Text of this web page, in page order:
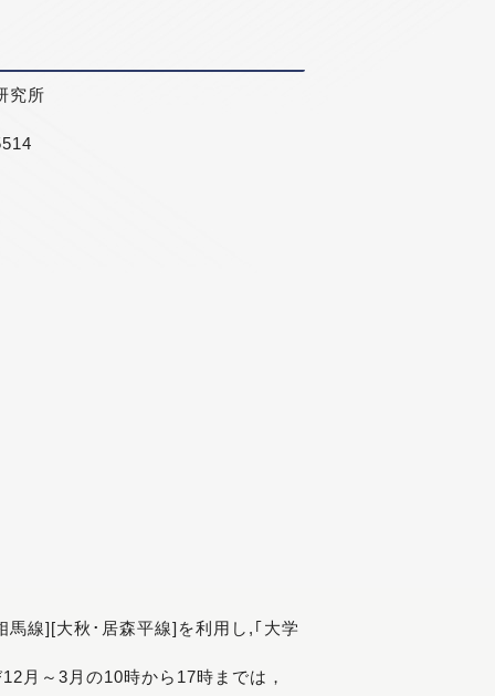
究所
線][大秋･居森平線]を利用し,｢大学
月～3月の10時から17時までは，